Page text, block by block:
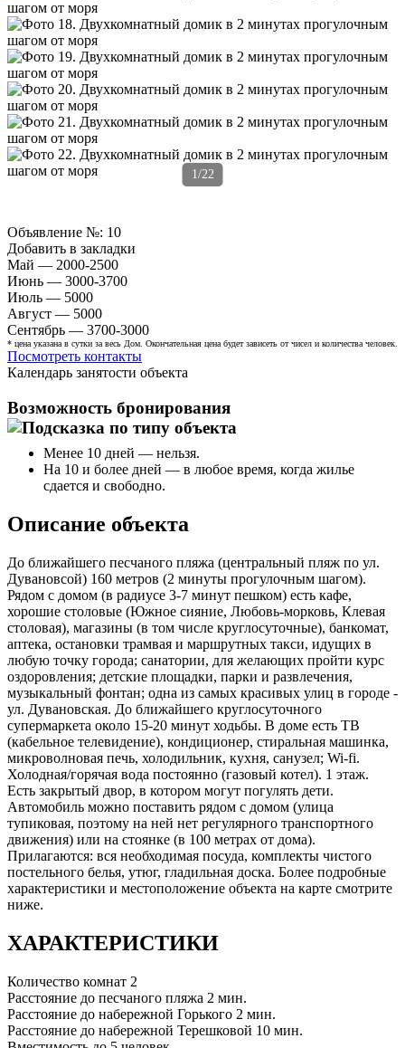
1/22
Объявление №: 10
Добавить в закладки
Май — 2000-2500
Июнь — 3000-3700
Июль — 5000
Август — 5000
Сентябрь — 3700-3000
* цена указана в сутки за весь Дом. Окончательная цена будет зависеть от чисел и количества человек.
Посмотреть контакты
Календарь занятости объекта
Возможность бронирования
Менее 10 дней — нельзя.
На 10 и более дней — в любое время, когда жилье
сдается и свободно.
Описание объекта
До ближайшего песчаного пляжа (центральный пляж по ул.
Дувановсой) 160 метров (2 минуты прогулочным шагом).
Рядом с домом (в радиусе 3-7 минут пешком) есть кафе,
хорошие столовые (Южное сияние, Любовь-морковь, Клевая
столовая), магазины (в том числе круглосуточные), банкомат,
аптека, остановки трамвая и маршрутных такси, идущих в
любую точку города; санатории, для желающих пройти курс
оздоровления; детские площадки, парки и развлечения,
музыкальный фонтан; одна из самых красивых улиц в городе -
ул. Дувановская. До ближайшего круглосуточного
супермаркета около 15-20 минут ходьбы. В доме есть ТВ
(кабельное телевидение), кондиционер, стиральная машинка,
микроволновая печь, холодильник, кухня, санузел; Wi-fi.
Холодная/горячая вода постоянно (газовый котел). 1 этаж.
Есть закрытый двор, в котором могут погулять дети.
Автомобиль можно поставить рядом с домом (улица
тупиковая, поэтому на ней нет регулярного транспортного
движения) или на стоянке (в 100 метрах от дома).
Прилагаются: вся необходимая посуда, комплекты чистого
постельного белья, утюг, гладильная доска.​ Более подробные
характеристики и местоположение объекта на карте смотрите
ниже.
ХАРАКТЕРИСТИКИ
Количество комнат 2
Расстояние до песчаного пляжа 2 мин.
Расстояние до набережной Горького 2 мин.
Расстояние до набережной Терешковой 10 мин.